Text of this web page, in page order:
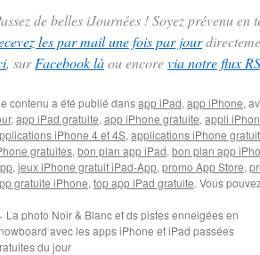
de belles iJournées ! Soyez prévenu
les par mail une fois par jour
, surFacebook làou encorevia notre flux
contenu a été publié dansapp iPad, app iPhone,
, app iPad gratuite, app iPhone gratuite, appli
iPhone 4 et 4S, applications iPhone
gratuites, bon plan app iPad, bon plan app
, jeux iPhone gratuit iPad-App, promo App Store,
gratuite iPhone, top app iPad gratuite. Vous
La photo Noir & Blanc et ds pistes enneigées en
avec les apps iPhone et iPad passées
du jour